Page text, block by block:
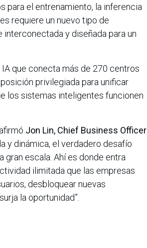
para el entrenamiento, la inferencia
requiere un nuevo tipo de
y diseñada para un
que conecta más de 270 centros
privilegiada para unificar
los sistemas inteligentes funcionen
Jon Lin, Chief Business Officer
y dinámica, el verdadero desafío
escala. Ahí es donde entra
ilimitada que las empresas
desbloquear nuevas
la oportunidad”.